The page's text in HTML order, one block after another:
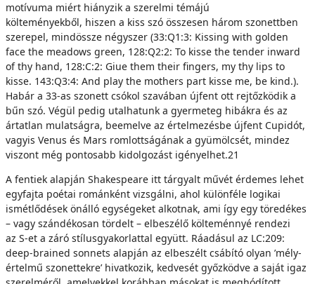
motívuma miért hiányzik a szerelmi témájú
költeményekből, hiszen a kiss szó összesen három szonettben
szerepel, mindössze négyszer (33:Q1:3: Kissing with golden
face the meadows green, 128:Q2:2: To kisse the tender inward
of thy hand, 128:C:2: Giue them their fingers, my thy lips to
kisse. 143:Q3:4: And play the mothers part kisse me, be kind.).
Habár a 33-as szonett csókol szavában újfent ott rejtőzködik a
bűn szó. Végül pedig utalhatunk a gyermeteg hibákra és az
ártatlan mulatságra, beemelve az értelmezésbe újfent Cupidót,
vagyis Venus és Mars romlottságának a gyümölcsét, mindez
viszont még pontosabb kidolgozást igényelhet.21
A fentiek alapján Shakespeare itt tárgyalt művét érdemes lehet
egyfajta poétai románként vizsgálni, ahol különféle logikai
ismétlődések önálló egységeket alkotnak, ami így egy töredékes
– vagy szándékosan tördelt – elbeszélő költeménnyé rendezi
az S-et a záró stílusgyakorlattal együtt. Ráadásul az LC:209:
deep-brained sonnets alapján az elbeszélt csábító olyan ’mély-
értelmű szonettekre’ hivatkozik, kedvesét győzködve a saját igaz